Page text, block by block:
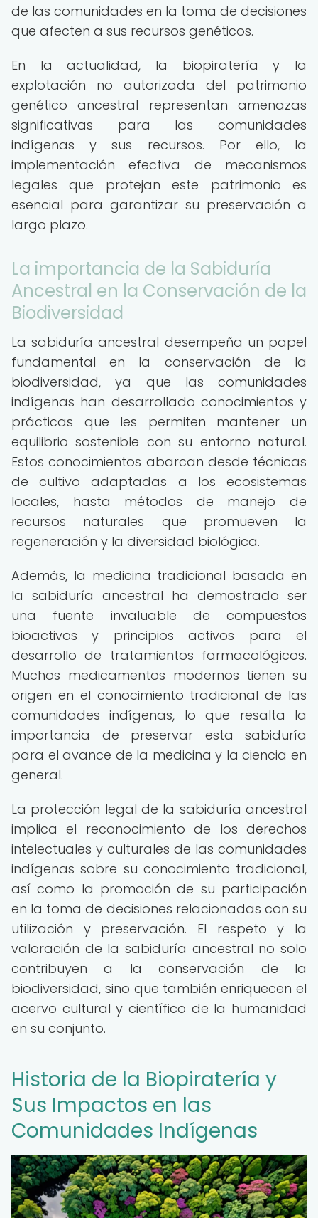
de las comunidades en la toma de decisiones
que afecten a sus recursos genéticos.
En la actualidad, la biopiratería y la
explotación no autorizada del patrimonio
genético ancestral representan amenazas
significativas para las comunidades
indígenas y sus recursos. Por ello, la
implementación efectiva de mecanismos
legales que protejan este patrimonio es
esencial para garantizar su preservación a
largo plazo.
La importancia de la Sabiduría
Ancestral en la Conservación de la
Biodiversidad
La sabiduría ancestral desempeña un papel
fundamental en la conservación de la
biodiversidad, ya que las comunidades
indígenas han desarrollado conocimientos y
prácticas que les permiten mantener un
equilibrio sostenible con su entorno natural.
Estos conocimientos abarcan desde técnicas
de cultivo adaptadas a los ecosistemas
locales, hasta métodos de manejo de
recursos naturales que promueven la
regeneración y la diversidad biológica.
Además, la medicina tradicional basada en
la sabiduría ancestral ha demostrado ser
una fuente invaluable de compuestos
bioactivos y principios activos para el
desarrollo de tratamientos farmacológicos.
Muchos medicamentos modernos tienen su
origen en el conocimiento tradicional de las
comunidades indígenas, lo que resalta la
importancia de preservar esta sabiduría
para el avance de la medicina y la ciencia en
general.
La protección legal de la sabiduría ancestral
implica el reconocimiento de los derechos
intelectuales y culturales de las comunidades
indígenas sobre su conocimiento tradicional,
así como la promoción de su participación
en la toma de decisiones relacionadas con su
utilización y preservación. El respeto y la
valoración de la sabiduría ancestral no solo
contribuyen a la conservación de la
biodiversidad, sino que también enriquecen el
acervo cultural y científico de la humanidad
en su conjunto.
Historia de la Biopiratería y
Sus Impactos en las
Comunidades Indígenas